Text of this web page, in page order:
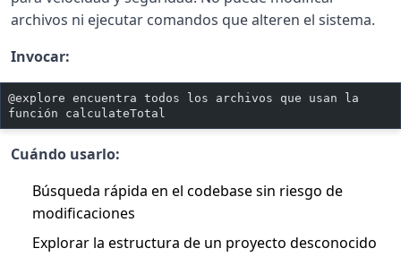
archivos ni ejecutar comandos que alteren el sistema.
Invocar:
@explore encuentra todos los archivos que usan la
función calculateTotal
Cuándo usarlo:
Búsqueda rápida en el codebase sin riesgo de
modificaciones
Explorar la estructura de un proyecto desconocido